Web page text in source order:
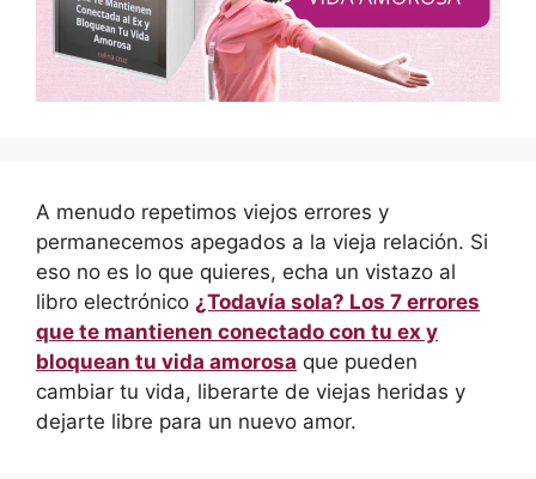
A menudo repetimos viejos errores y
permanecemos apegados a la vieja relación. Si
eso no es lo que quieres, echa un vistazo al
libro electrónico ¿Todavía sola? Los 7 errores
que te mantienen conectado con tu ex y
bloquean tu vida amorosa que pueden
cambiar tu vida, liberarte de viejas heridas y
dejarte libre para un nuevo amor.